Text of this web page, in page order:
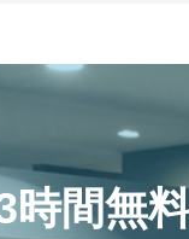
時間無